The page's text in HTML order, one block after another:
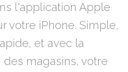
l'application Apple
votre iPhone. Simple,
et avec la
magasins, votre